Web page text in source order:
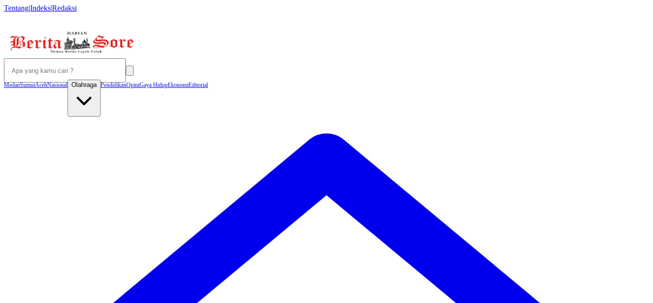
Tentang|Indeks|Redaksi
MedanSumutAcehNasional Olahraga PendidikanOpiniGaya HidupEkonomiEditorial